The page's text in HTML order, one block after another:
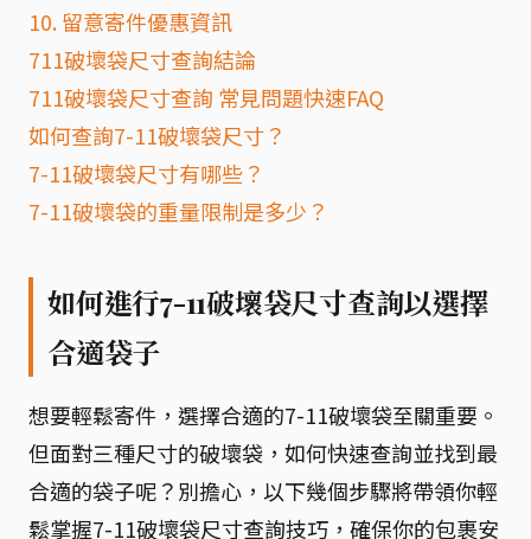
10. 留意寄件優惠資訊
711破壞袋尺寸查詢結論
711破壞袋尺寸查詢 常見問題快速FAQ
如何查詢7-11破壞袋尺寸？
7-11破壞袋尺寸有哪些？
7-11破壞袋的重量限制是多少？
如何進行7-11破壞袋尺寸查詢以選擇
合適袋子
想要輕鬆寄件，選擇合適的7-11破壞袋至關重要。
但面對三種尺寸的破壞袋，如何快速查詢並找到最
合適的袋子呢？別擔心，以下幾個步驟將帶領你輕
鬆掌握7-11破壞袋尺寸查詢技巧，確保你的包裹安